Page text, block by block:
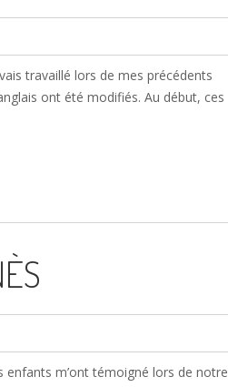
travaillé lors de mes précédents
ont été modifiés. Au début, ces
enfants m’ont témoigné lors de notre